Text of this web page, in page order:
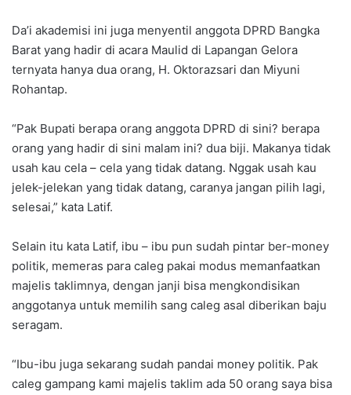
Da’i akademisi ini juga menyentil anggota DPRD Bangka
Barat yang hadir di acara Maulid di Lapangan Gelora
ternyata hanya dua orang, H. Oktorazsari dan Miyuni
Rohantap.
“Pak Bupati berapa orang anggota DPRD di sini? berapa
orang yang hadir di sini malam ini? dua biji. Makanya tidak
usah kau cela – cela yang tidak datang. Nggak usah kau
jelek-jelekan yang tidak datang, caranya jangan pilih lagi,
selesai,” kata Latif.
Selain itu kata Latif, ibu – ibu pun sudah pintar ber-money
politik, memeras para caleg pakai modus memanfaatkan
majelis taklimnya, dengan janji bisa mengkondisikan
anggotanya untuk memilih sang caleg asal diberikan baju
seragam.
“Ibu-ibu juga sekarang sudah pandai money politik. Pak
caleg gampang kami majelis taklim ada 50 orang saya bisa